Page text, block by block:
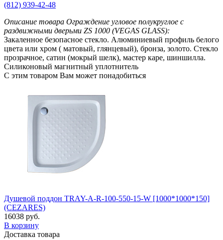
(812) 939-42-48
Описание товара Ограждение угловое полукруглое с
раздвижными дверьми ZS 1000 (VEGAS GLASS):
Закаленное безопасное стекло. Алюминиевый профиль белого
цвета или хром ( матовый, глянцевый), бронза, золото. Стекло
прозрачное, сатин (мокрый шелк), мастер каре, шиншилла.
Силиконовый магнитный уплотнитель
С этим товаром Вам может понадобиться
Душевой поддон TRAY-A-R-100-550-15-W [1000*1000*150]
(CEZARES)
16038 руб.
В корзину
Доставка товара